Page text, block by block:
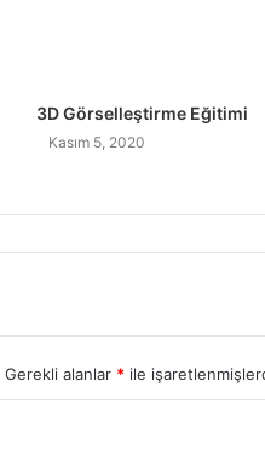
3D Görselleştirme Eğitimi
Kasım 5, 2020
Gerekli alanlar * ile